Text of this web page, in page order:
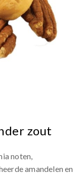
zout
noten,
amandelen en